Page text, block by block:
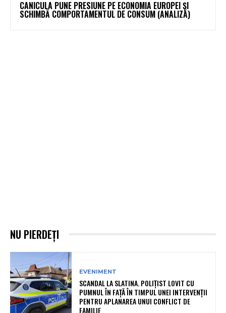
CANICULA PUNE PRESIUNE PE ECONOMIA EUROPEI ȘI
SCHIMBĂ COMPORTAMENTUL DE CONSUM (ANALIZĂ)
NU PIERDEȚI
EVENIMENT
SCANDAL LA SLATINA. POLIȚIST LOVIT CU
PUMNUL ÎN FAȚĂ ÎN TIMPUL UNEI INTERVENȚII
PENTRU APLANAREA UNUI CONFLICT DE
FAMILIE